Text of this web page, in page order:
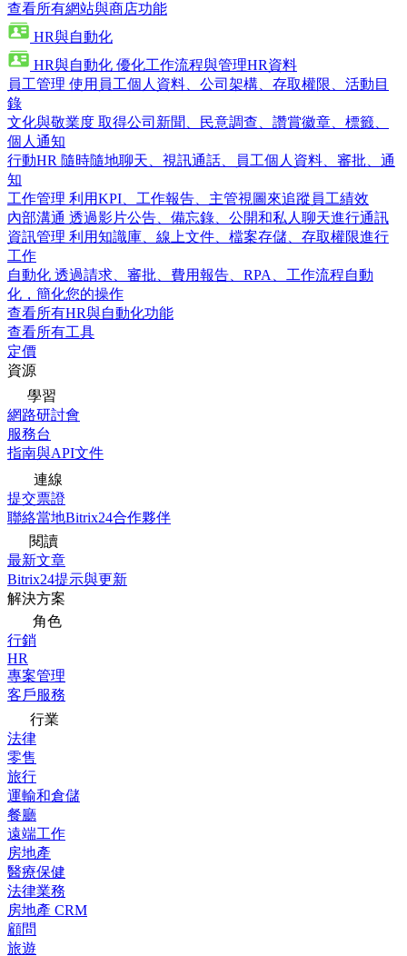
查看所有網站與商店功能
HR與自動化
HR與自動化 優化工作流程與管理HR資料
員工管理 使用員工個人資料、公司架構、存取權限、活動目
錄
文化與敬業度 取得公司新聞、民意調查、讚賞徽章、標籤、
個人通知
行動HR 隨時隨地聊天、視訊通話、員工個人資料、審批、通
知
工作管理 利用KPI、工作報告、主管視圖來追蹤員工績效
內部溝通 透過影片公告、備忘錄、公開和私人聊天進行通訊
資訊管理 利用知識庫、線上文件、檔案存儲、存取權限進行
工作
自動化 透過請求、審批、費用報告、RPA、工作流程自動
化，簡化您的操作
查看所有HR與自動化功能
查看所有工具
定價
資源
學習
網路研討會
服務台
指南與API文件
連線
提交票證
聯絡當地Bitrix24合作夥伴
閱讀
最新文章
Bitrix24提示與更新
解決方案
角色
行銷
HR
專案管理
客戶服務
行業
法律
零售
旅行
運輸和倉儲
餐廳
遠端工作
房地產
醫療保健
法律業務
房地產 CRM
顧問
旅遊